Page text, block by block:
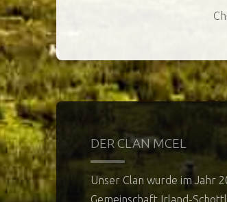
DER CLAN MCEL
Unser Clan wurde im Jahr
Gemeinschaft Irland-